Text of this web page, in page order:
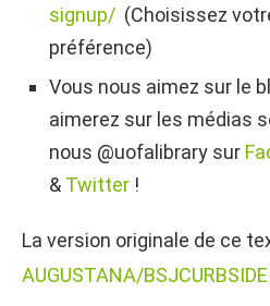
signup/ (Choisissez
préférence)
Vous nous aimez sur le
aimerez sur les médias
nous @uofalibrary sur
& Twitter !
La version originale de ce
AUGUSTANA/BSJ